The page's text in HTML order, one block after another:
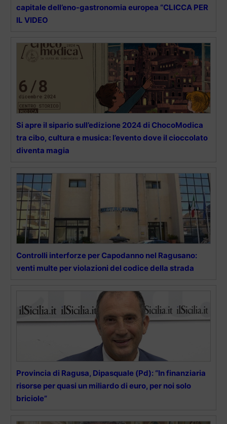
capitale dell’eno-gastronomia europea “CLICCA PER
IL VIDEO
Si apre il sipario sull’edizione 2024 di ChocoModica
tra cibo, cultura e musica: l’evento dove il cioccolato
diventa magia
Controlli interforze per Capodanno nel Ragusano:
venti multe per violazioni del codice della strada
Provincia di Ragusa, Dipasquale (Pd): “In finanziaria
risorse per quasi un miliardo di euro, per noi solo
briciole”